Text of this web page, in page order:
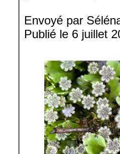
Envoyé par
Publié le 6 juillet